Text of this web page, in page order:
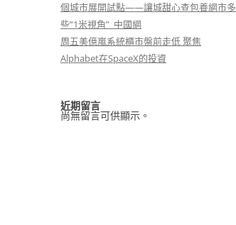
個城市展開試點——讓城甜心查包養網市多
些“1米視角”_中國網
周五美億嵐系統櫃市盤前走低 聚焦
Alphabet在SpaceX的投資
近期留言
尚無留言可供顯示。